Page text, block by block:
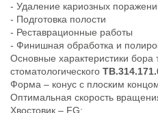
- Удаление кариозных
- Подготовка полости
- Реставрационные работы
- Финишная обработка и
Основные характеристики бора
стоматологического
Форма – конус с плоским
Оптимальная скорость
Хвостовик – FG;